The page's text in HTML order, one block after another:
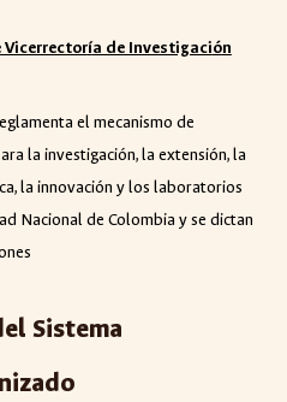
Vicerrectoría de Investigación
el mecanismo de
la investigación, la extensión, la
la innovación y los laboratorios
Nacional de Colombia y se dictan
Sistema